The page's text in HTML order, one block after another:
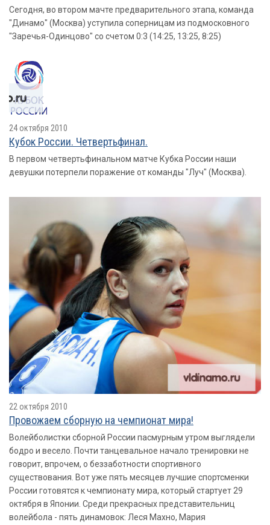
Сегодня, во втором мачте предварительного этапа, команда
"Динамо" (Москва) уступила соперницам из подмосковного
"Заречья-Одинцово" со счетом 0:3 (14:25, 13:25, 8:25)
24 октября 2010
Кубок России. Четвертьфинал.
В первом четвертьфинальном матче Кубка России наши
девушки потерпели поражение от команды "Луч" (Москва).
22 октября 2010
Провожаем сборную на чемпионат мира!
Волейболистки сборной России пасмурным утром выглядели
бодро и весело. Почти танцевальное начало тренировки не
говорит, впрочем, о беззаботности спортивного
существования. Вот уже пять месяцев лучшие спортсменки
России готовятся к чемпионату мира, который стартует 29
октября в Японии. Среди прекрасных представительниц
волейбола - пять динамовок: Леся Махно, Мария